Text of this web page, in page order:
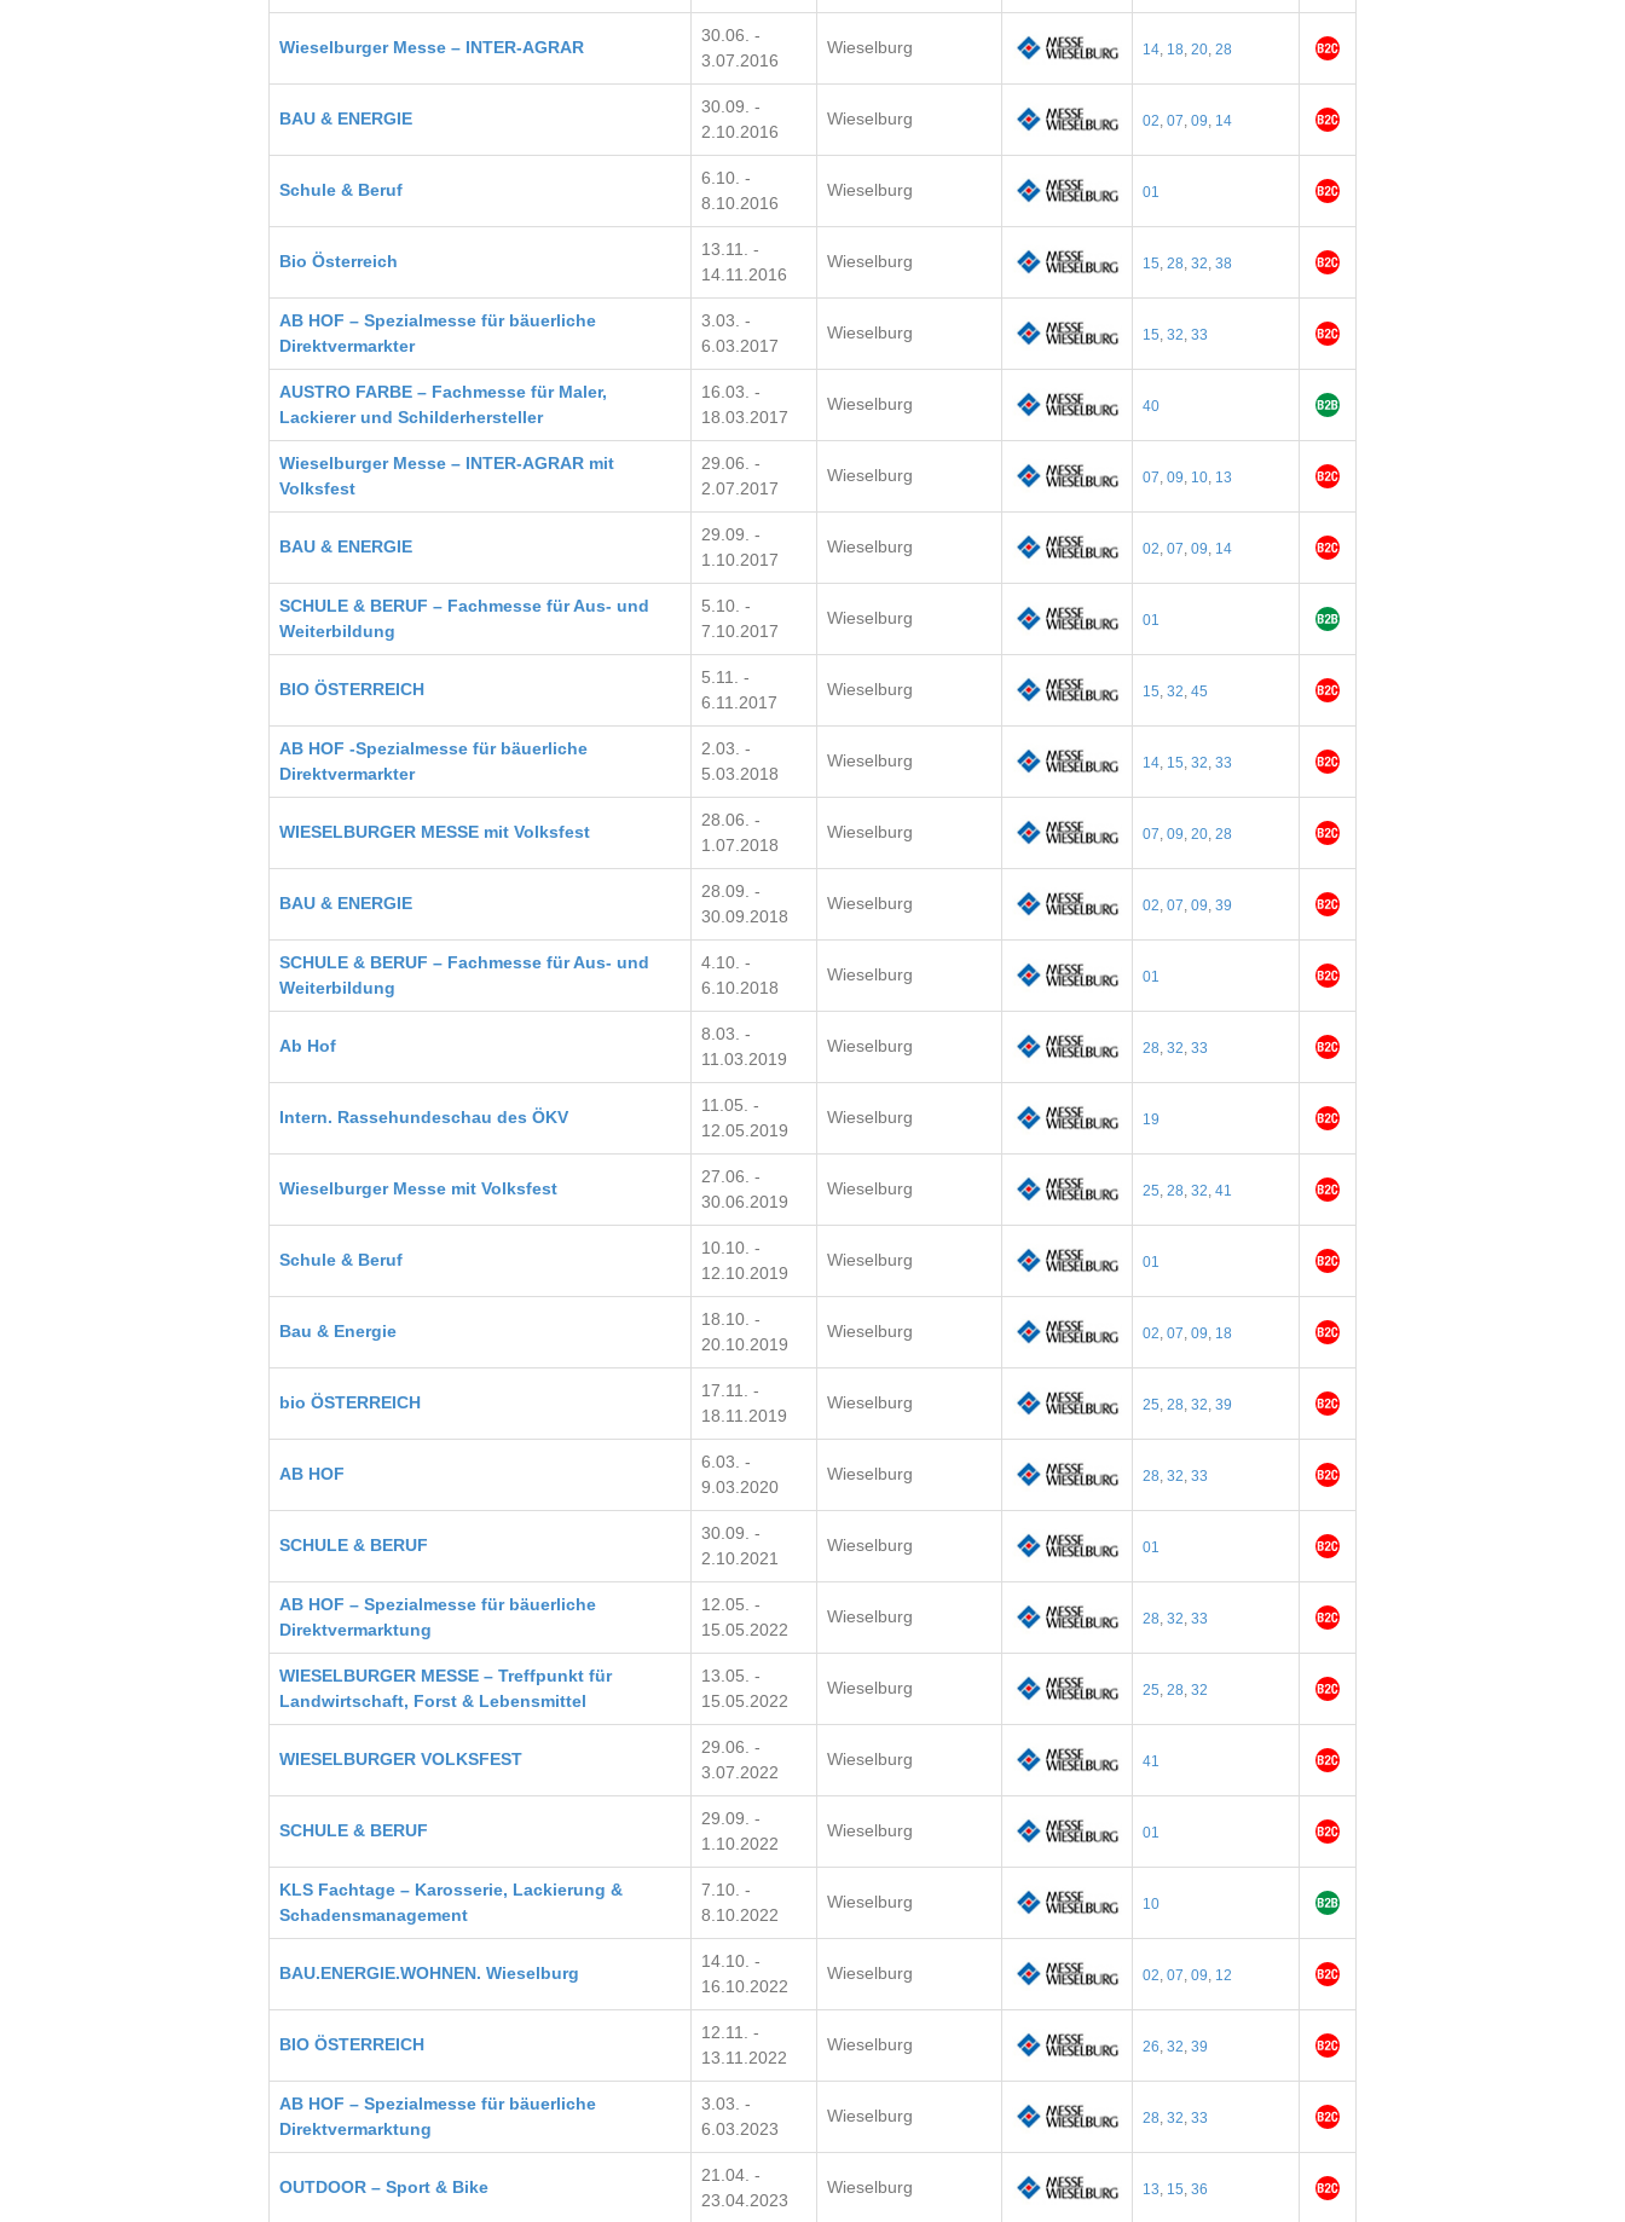
Wieselburger Messe – INTER-AGRAR
30.06. -
3.07.2016
Wieselburg 14, 18, 20, 28
BAU & ENERGIE
30.09. -
2.10.2016
Wieselburg 02, 07, 09, 14
Schule & Beruf
6.10. -
8.10.2016
Wieselburg 01
Bio Österreich
13.11. -
14.11.2016
Wieselburg 15, 28, 32, 38
AB HOF – Spezialmesse für bäuerliche
Direktvermarkter
3.03. -
6.03.2017
Wieselburg 15, 32, 33
AUSTRO FARBE – Fachmesse für Maler,
Lackierer und Schilderhersteller
16.03. -
18.03.2017
Wieselburg 40
Wieselburger Messe – INTER-AGRAR mit
Volksfest
29.06. -
2.07.2017
Wieselburg 07, 09, 10, 13
BAU & ENERGIE
29.09. -
1.10.2017
Wieselburg 02, 07, 09, 14
SCHULE & BERUF – Fachmesse für Aus- und
Weiterbildung
5.10. -
7.10.2017
Wieselburg 01
BIO ÖSTERREICH
5.11. -
6.11.2017
Wieselburg 15, 32, 45
AB HOF -Spezialmesse für bäuerliche
Direktvermarkter
2.03. -
5.03.2018
Wieselburg 14, 15, 32, 33
WIESELBURGER MESSE mit Volksfest
28.06. -
1.07.2018
Wieselburg 07, 09, 20, 28
BAU & ENERGIE
28.09. -
30.09.2018
Wieselburg 02, 07, 09, 39
SCHULE & BERUF – Fachmesse für Aus- und
Weiterbildung
4.10. -
6.10.2018
Wieselburg 01
Ab Hof
8.03. -
11.03.2019
Wieselburg 28, 32, 33
Intern. Rassehundeschau des ÖKV
11.05. -
12.05.2019
Wieselburg 19
Wieselburger Messe mit Volksfest
27.06. -
30.06.2019
Wieselburg 25, 28, 32, 41
Schule & Beruf
10.10. -
12.10.2019
Wieselburg 01
Bau & Energie
18.10. -
20.10.2019
Wieselburg 02, 07, 09, 18
bio ÖSTERREICH
17.11. -
18.11.2019
Wieselburg 25, 28, 32, 39
AB HOF
6.03. -
9.03.2020
Wieselburg 28, 32, 33
SCHULE & BERUF
30.09. -
2.10.2021
Wieselburg 01
AB HOF – Spezialmesse für bäuerliche
Direktvermarktung
12.05. -
15.05.2022
Wieselburg 28, 32, 33
WIESELBURGER MESSE – Treffpunkt für
Landwirtschaft, Forst & Lebensmittel
13.05. -
15.05.2022
Wieselburg 25, 28, 32
WIESELBURGER VOLKSFEST
29.06. -
3.07.2022
Wieselburg 41
SCHULE & BERUF
29.09. -
1.10.2022
Wieselburg 01
KLS Fachtage – Karosserie, Lackierung &
Schadensmanagement
7.10. -
8.10.2022
Wieselburg 10
BAU.ENERGIE.WOHNEN. Wieselburg
14.10. -
16.10.2022
Wieselburg 02, 07, 09, 12
BIO ÖSTERREICH
12.11. -
13.11.2022
Wieselburg 26, 32, 39
AB HOF – Spezialmesse für bäuerliche
Direktvermarktung
3.03. -
6.03.2023
Wieselburg 28, 32, 33
OUTDOOR – Sport & Bike
21.04. -
23.04.2023
Wieselburg 13, 15, 36